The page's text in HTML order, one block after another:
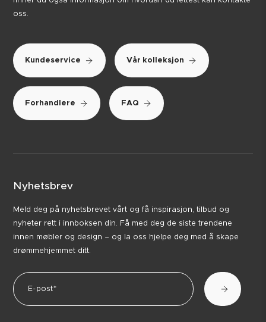
oss.
Kundeservice Vår kolleksjon
Forhandlere FAQ
Nyhetsbrev
Meld deg på nyhetsbrevet vårt og få inspirasjon, tilbud og
nyheter rett i innboksen din. Få med deg de siste trendene
innen møbler og design – og la oss hjelpe deg med å skape
drømmehjemmet ditt.